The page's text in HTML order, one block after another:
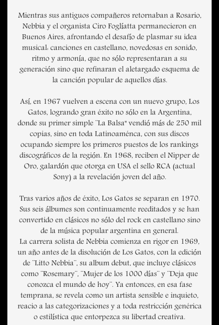
Mientras sus antiguos compañeros retornaban a Rosario,
Nebbia y el organista Ciro Foglíatta permanecieron en
Buenos Aires, afrontando el desafío de plasmar su idea
musical: canciones en castellano, novedosas en sonido,
ritmo y armonía, que no sólo representaran a su
generación sino que refinaran el aletargado esquema de
la canción popular de aquellos días.
Así, en 1967 vuelven a escena con un nuevo grupo, Los
Gatos, logrando gran éxito no sólo en la Argentina,
donde su primer simple ¨La Balsa" vendió más de 250 mil
copias, sino en toda Latinoaménca, con sus discos
ocupando siempre los primeros puestos de los rankings
discográficos de la región. En 1968, reciben el Nipper de
Oro, galardón que otorga en USA el sello RCA (actual
Sony) a la revelación joven del año.
Tras varios años de éxito, Los Gatos se separan en 1970.
Sus seis álbumes son continuamente reeditados y se han
convertido en clásicos no sólo del rock en castellano sino
de la música popular argentina en general.
La carrera solista de Nebbia comienza en rigor en 1969,
un año antes de la disolución de Los Gatos, con la edición
de ¨Litto Nebbia¨, su album debut, que incluye clásicos
como ¨Rosemary¨, ¨Mujer de los 1000 días¨ y ¨Deja que
conozca el mundo de hoy¨. Ya entonces, en esa fase
temprana, se revela como un artista sensible e inquieto,
reacio a las categorizaciones y a toda restricción genérica
o estilística que entorpezca su libertad creativa.